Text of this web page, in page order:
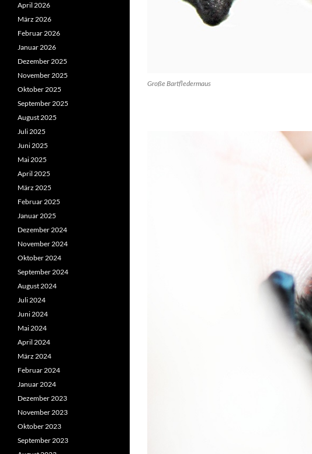
Große Bartfledermaus
April 2026
März 2026
Februar 2026
Januar 2026
Dezember 2025
November 2025
Oktober 2025
September 2025
August 2025
Juli 2025
Juni 2025
Mai 2025
April 2025
März 2025
Februar 2025
Januar 2025
Dezember 2024
November 2024
Oktober 2024
September 2024
August 2024
Juli 2024
Juni 2024
Mai 2024
April 2024
März 2024
Februar 2024
Januar 2024
Dezember 2023
November 2023
Oktober 2023
September 2023